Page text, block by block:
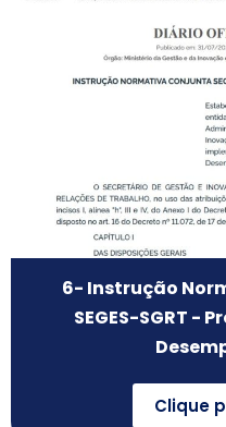
6- Instrução
SEGES-SGRT -
Clique